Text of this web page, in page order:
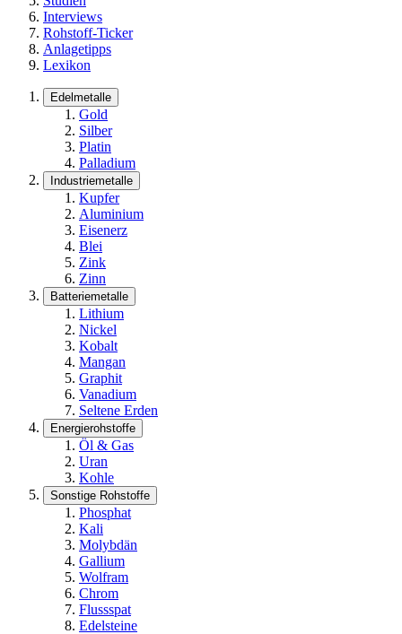
Interviews
Rohstoff-Ticker
Anlagetipps
Lexikon
Edelmetalle
Gold
Silber
Platin
Palladium
Industriemetalle
Kupfer
Aluminium
Eisenerz
Blei
Zink
Zinn
Batteriemetalle
Lithium
Nickel
Kobalt
Mangan
Graphit
Vanadium
Seltene Erden
Energierohstoffe
Öl & Gas
Uran
Kohle
Sonstige Rohstoffe
Phosphat
Kali
Molybdän
Gallium
Wolfram
Chrom
Flussspat
Edelsteine